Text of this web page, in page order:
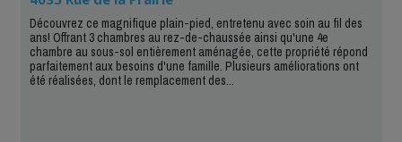
Découvrez ce magnifique plain-pied, entretenu avec soin au fil des
ans! Offrant 3 chambres au rez-de-chaussée ainsi qu'une 4e
chambre au sous-sol entièrement aménagée, cette propriété répond
parfaitement aux besoins d'une famille. Plusieurs améliorations ont
été réalisées, dont le remplacement des...